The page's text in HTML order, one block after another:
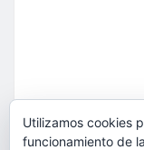
Utilizamos cookies
funcionamiento de